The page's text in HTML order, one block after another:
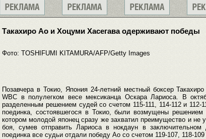
Такахиро Ао и Хоцуми Хасегава одерживают победы
Фото: TOSHIFUMI KITAMURA/AFP/Getty Images
Позавчера в Токио, Япония 24-летний местный боксер
WBC в полулегком весе мексиканца Оскара Лариоса. В
разделенным решением судей со счетом 115-111, 114-112 и 112-
поединка, состоявшегося в Токио, были возмущены
котором молодой японец сразу же захватил преимущество и не
боя, сумев отправить Лариоса в нокдаун в заключительном
поединка все судьи отдали победу Ао со счетом 119-107, 118-109